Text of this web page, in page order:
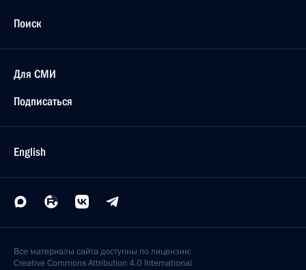
Поиск
Для СМИ
Подписаться
English
Все материалы сайта доступны по лицензии:
Creative Commons Attribution 4.0 International